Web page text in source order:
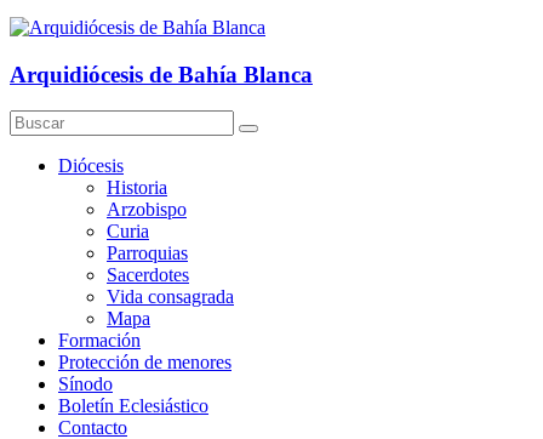
Arquidiócesis de Bahía Blanca
Diócesis
Historia
Arzobispo
Curia
Parroquias
Sacerdotes
Vida consagrada
Mapa
Formación
Protección de menores
Sínodo
Boletín Eclesiástico
Contacto